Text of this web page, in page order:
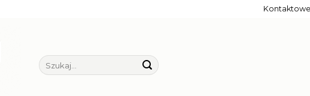
Kontaktowe
Szukaj: